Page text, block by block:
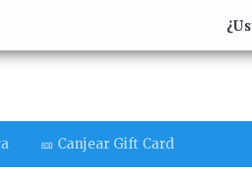
🎫 Canjear Gift Card